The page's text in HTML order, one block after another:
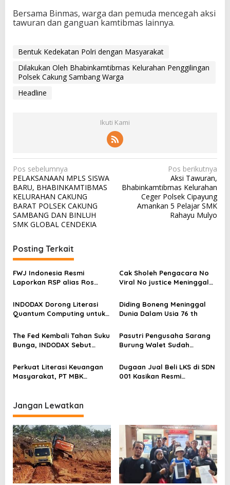
Bersama Binmas, warga dan pemuda mencegah aksi
tawuran dan ganguan kamtibmas lainnya.
Bentuk Kedekatan Polri dengan Masyarakat
Dilakukan Oleh Bhabinkamtibmas Kelurahan Penggilingan
Polsek Cakung Sambang Warga
Headline
Ikuti Kami
N
a
v
i
g
s
i
p
o
s
Pos sebelumnya
PELAKSANAAN MPLS SISWA
BARU, BHABINKAMTIBMAS
KELURAHAN CAKUNG
BARAT POLSEK CAKUNG
SAMBANG DAN BINLUH
SMK GLOBAL CENDEKIA
Pos berikutnya
Aksi Tawuran,
Bhabinkamtibmas Kelurahan
Ceger Polsek Cipayung
Amankan 5 Pelajar SMK
Rahayu Mulyo
Posting Terkait
FWJ Indonesia Resmi
Laporkan RSP alias Ros
Cak Sholeh Pengacara No
Viral No justice Meninggal
INDODAX Dorong Literasi
Quantum Computing untuk
Blockchain
Diding Boneng Meninggal
Dunia Dalam Usia 76 th
The Fed Kembali Tahan Suku
Bunga, INDODAX Sebut
Sentimen Pasar
Pasutri Pengusaha Sarang
Burung Walet Sudah
Pelapor Desak Polda Jambi
Segera Lakukan Penahanan
Perkuat Literasi Keuangan
Masyarakat, PT MBK
Dugaan Jual Beli LKS di SDN
001 Kasikan Resmi
Jangan Lewatkan